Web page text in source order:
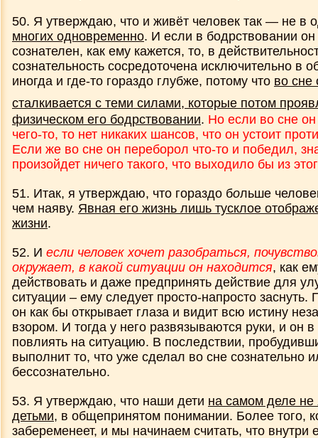
50. Я утверждаю, что и живёт человек так — не в
многих одновременно. И если в бодрствовании
сознателен, как ему кажется, то, в
сознательность сосредоточена исключительно в
иногда и где-то гораздо глубже, потому что во сне
сталкивается с теми силами, которые потом
физическом его бодрствовании. Но если во сне
чего-то, то нет никаких шансов, что он устоит
Если же во сне он переборол что-то и победил,
произойдет ничего такого, что выходило бы из
51. Итак, я утверждаю, что гораздо больше
чем наяву. Явная его жизнь лишь тусклое
жизни.
52. И если человек хочет разобраться,
окружает, в какой ситуации он находится, как
действовать и даже предпринять действие для
ситуации – ему следует просто-напросто заснуть.
он как бы открывает глаза и видит всю истину
взором. И тогда у него развязываются руки, и он в
повлиять на ситуацию. В последствии,
выполнит то, что уже сделал во сне сознательно
бессознательно.
53. Я утверждаю, что наши дети на самом деле
детьми, в общепринятом понимании. Более того,
забеременеет, и мы начинаем считать, что внутри